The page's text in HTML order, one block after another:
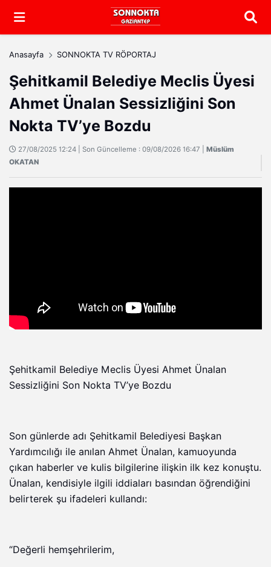
Arama
Anasayfa SONNOKTA TV RÖPORTAJ
Şehitkamil Belediye Meclis Üyesi
Ahmet Ünalan Sessizliğini Son
Nokta TV’ye Bozdu
27/08/2025 12:24 | Son Güncelleme : 09/08/2026 16:47 | Müslüm
OKATAN
Şehitkamil Belediye Meclis Üyesi Ahmet Ünalan
Sessizliğini Son Nokta TV’ye Bozdu
Son günlerde adı Şehitkamil Belediyesi Başkan
Yardımcılığı ile anılan Ahmet Ünalan, kamuoyunda
çıkan haberler ve kulis bilgilerine ilişkin ilk kez konuştu.
Ünalan, kendisiyle ilgili iddiaları basından öğrendiğini
belirterek şu ifadeleri kullandı:
“Değerli hemşehrilerim,